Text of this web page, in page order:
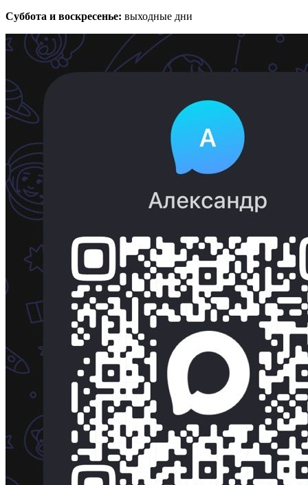
Суббота и воскресенье: выходные дни